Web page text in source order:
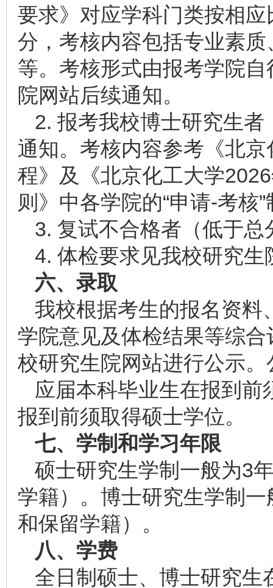
要求》对应学科门类按相
分，考核内容包括专业素
等。考核形式由报考学院
院网站后续通知。
2. 报考我校博士研究生
通知。考核内容参考《北
程》及《北京化工大学
则》中各学院的“申请-考核
3. 复试不合格者（低于
4. 体检要求见我校研究生
六、录取
我校根据考生的报名资料
学院意见及体检结果等综
校研究生院网站进行公示
应届本科毕业生在报到
报到前须取得硕士学位。
七、学制和学习年限
硕士研究生学制一般为3
学籍）。博士研究生学制
和保留学籍）。
八、学费
全日制硕士、博士研究生